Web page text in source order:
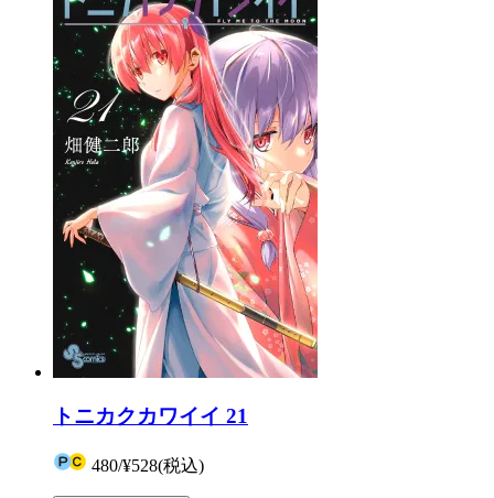
トニカクカワイイ 21
480/¥528(税込)